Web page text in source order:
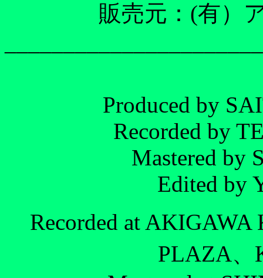
販売元：(有）
Produced by
Recorded by
Mastered by
Edited by
Recorded at
PLAZA、